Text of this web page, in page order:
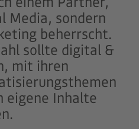
Media, sondern
beherrscht.
sollte digital &
mit ihren
eigene Inhalte